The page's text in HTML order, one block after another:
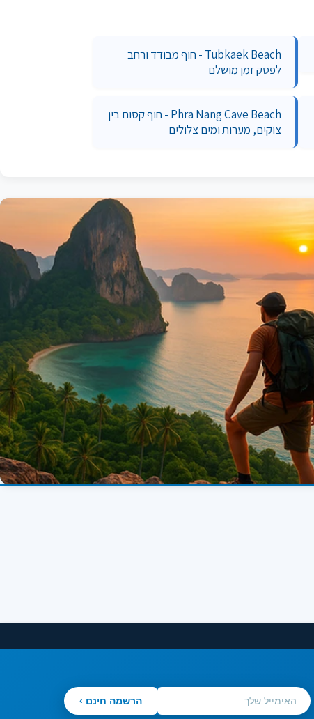
Tubkaek Beach - חוף מבודד ורחב
לפסק זמן מושלם
Phra Nang Cave Beach - חוף קסום בין
צוקים, מערות ומים צלולים
הרשמה חינם ›